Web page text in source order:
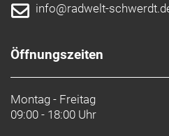
info@radwelt-
Öffnungszeiten
Montag - Freitag
09:00 - 18:00 Uhr